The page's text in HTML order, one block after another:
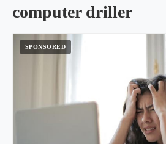
computer driller